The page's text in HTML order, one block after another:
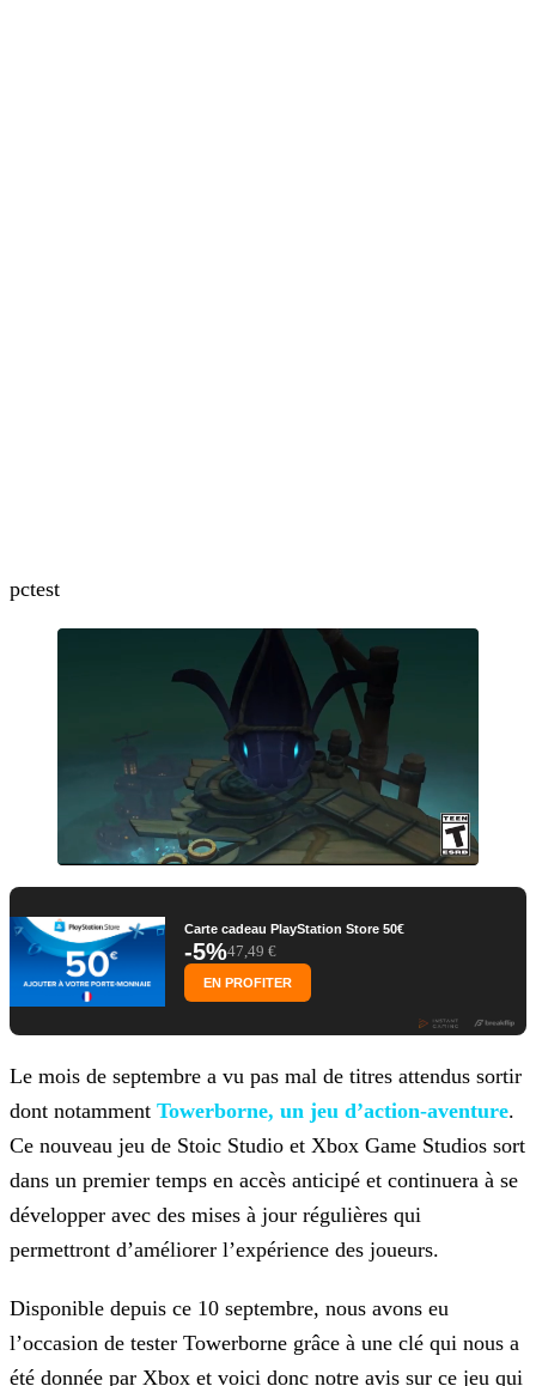
pctest
Carte cadeau PlayStation Store 50€
-5%47,49 €
EN PROFITER
Le mois de septembre a vu pas mal de titres attendus sortir
dont notamment Towerborne, un jeu d’action-aventure.
Ce nouveau jeu de Stoic Studio et Xbox Game Studios sort
dans un premier temps en accès anticipé et continuera à se
développer avec des mises à jour régulières qui
permettront d’améliorer l’expérience des joueurs.
Disponible depuis ce 10 septembre, nous avons eu
l’occasion de tester Towerborne grâce à une clé qui nous a
été donnée par Xbox et voici donc notre avis sur ce jeu qui